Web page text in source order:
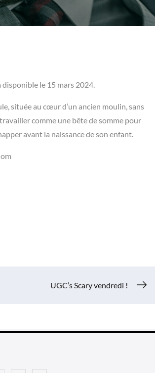
disponible le 15 mars 2024.
située au cœur d’un ancien moulin, sans
comme une bête de somme pour
avant la naissance de son enfant.
UGC’s Scary vendredi !